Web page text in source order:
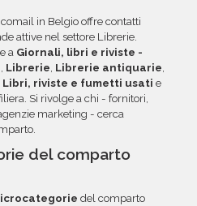
su come sfruttare
in Belgio offre contatti
attive nel settore Librerie.
a Giornali, libri e riviste -
, Librerie, Librerie antiquarie,
Libri, riviste e fumetti usati e
Si rivolge a chi - fornitori,
marketing - cerca
del comparto
del comparto